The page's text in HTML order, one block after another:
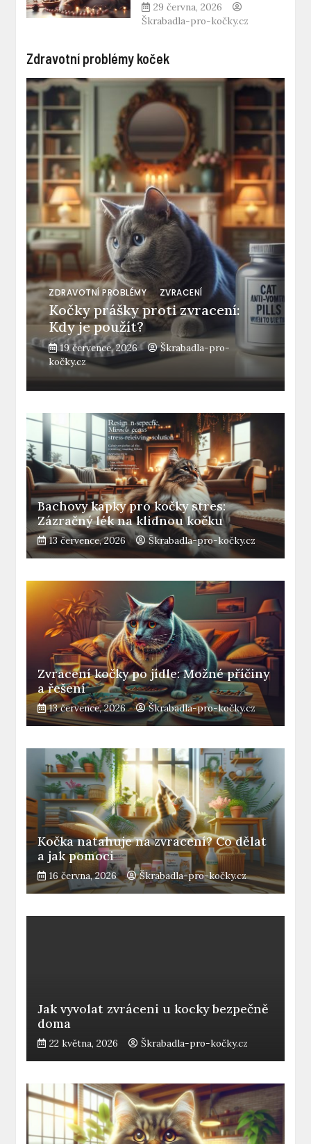
29 června, 2026
Škrabadla-pro-kočky.cz
Zdravotní problémy koček
ZDRAVOTNÍ PROBLÉMY ZVRACENÍ
Kočky prášky proti zvracení:
Kdy je použít?
19 července, 2026
Škrabadla-pro-
kočky.cz
Bachovy kapky pro kočky stres:
Zázračný lék na klidnou kočku
13 července, 2026 Škrabadla-pro-kočky.cz
Zvracení kočky po jídle: Možné příčiny
a řešení
13 července, 2026 Škrabadla-pro-kočky.cz
Kočka natahuje na zvracení? Co dělat
a jak pomoci
16 června, 2026 Škrabadla-pro-kočky.cz
Jak vyvolat zvráceni u kocky bezpečně
doma
22 května, 2026 Škrabadla-pro-kočky.cz